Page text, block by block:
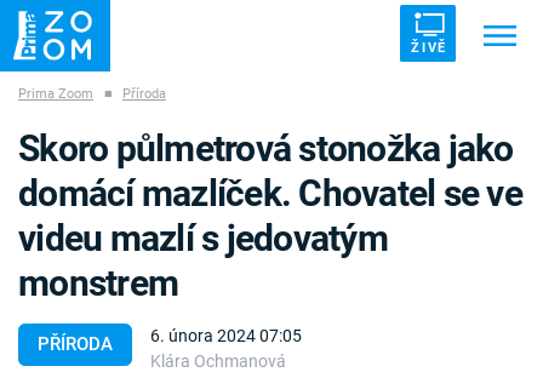
ŽIVĚ
ZÁHADY VETŘELCI DÁVNOVĚKU
Témata
Prima Zoom ■ Příroda
PŘÍRODA
6. února 2024 07:05
Klára Ochmanová
Skoro půlmetrová stonožka jako
domácí mazlíček. Chovatel se ve
videu mazlí s jedovatým
monstrem